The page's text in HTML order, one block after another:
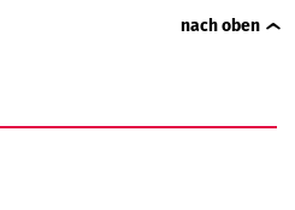
nach oben